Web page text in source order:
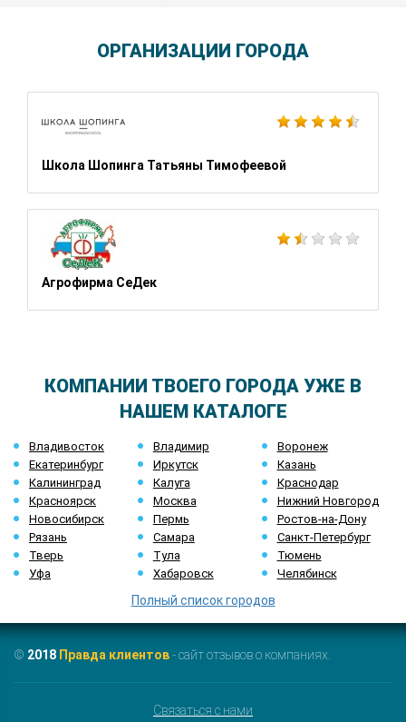
ОРГАНИЗАЦИИ ГОРОДА
Школа Шопинга Татьяны Тимофеевой
Агрофирма СеДек
КОМПАНИИ ТВОЕГО ГОРОДА УЖЕ В
НАШЕМ КАТАЛОГЕ
Владивосток Владимир
Воронеж
Екатеринбург
Иркутск
Казань
Калининград
Калуга
Краснодар
Красноярск
Москва
Нижний Новгород
Новосибирск
Пермь
Ростов-на-Дону
Рязань
Самара
Санкт-Петербург
Тверь
Тула
Тюмень
Уфа
Хабаровск Челябинск
Полный список городов
© 2018 Правда клиентов- сайт отзывов о компаниях.
Связаться с нами